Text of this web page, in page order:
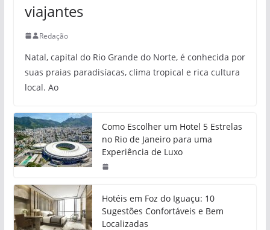
viajantes
Redação
Natal, capital do Rio Grande do Norte, é conhecida por
suas praias paradisíacas, clima tropical e rica cultura
local. Ao
Como Escolher um Hotel 5 Estrelas
no Rio de Janeiro para uma
Experiência de Luxo
Hotéis em Foz do Iguaçu: 10
Sugestões Confortáveis e Bem
Localizadas